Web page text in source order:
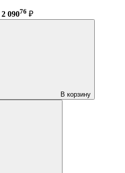
2 09076 ₽
В корзину